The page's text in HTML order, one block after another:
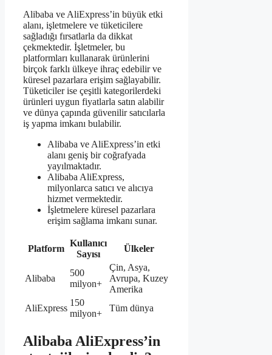
Alibaba ve AliExpress’in büyük etki
alanı, işletmelere ve tüketicilere
sağladığı fırsatlarla da dikkat
çekmektedir. İşletmeler, bu
platformları kullanarak ürünlerini
birçok farklı ülkeye ihraç edebilir ve
küresel pazarlara erişim sağlayabilir.
Tüketiciler ise çeşitli kategorilerdeki
ürünleri uygun fiyatlarla satın alabilir
ve dünya çapında güvenilir satıcılarla
iş yapma imkanı bulabilir.
Alibaba ve AliExpress’in etki
alanı geniş bir coğrafyada
yayılmaktadır.
Alibaba AliExpress,
milyonlarca satıcı ve alıcıya
hizmet vermektedir.
İşletmelere küresel pazarlara
erişim sağlama imkanı sunar.
Platform
Kullanıcı
Sayısı
Ülkeler
Alibaba
500
milyon+
Çin, Asya,
Avrupa, Kuzey
Amerika
AliExpress
150
milyon+
Tüm dünya
Alibaba AliExpress’in